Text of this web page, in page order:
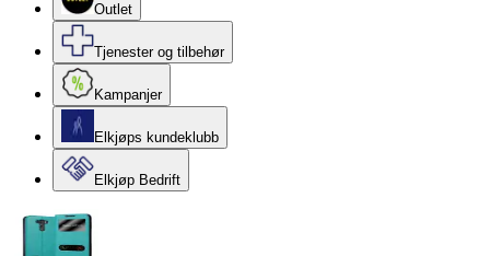
Outlet
Tjenester og tilbehør
Kampanjer
Elkjøps kundeklubb
Elkjøp Bedrift